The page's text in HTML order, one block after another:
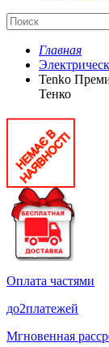
Главная
Tenko
Тенко
Оплата частями
до2платежей
Мгновенная